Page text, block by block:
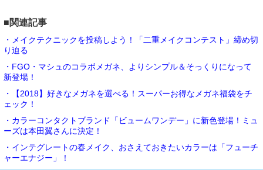
■関連記事
・メイクテクニックを投稿しよう！「二重メイクコンテスト」締め切
り迫る
・FGO・マシュのコラボメガネ、よりシンプル＆そっくりになって
新登場！
・【2018】好きなメガネを選べる！スーパーお得なメガネ福袋をチ
ェック！
・カラーコンタクトブランド「ビュームワンデー」に新色登場！ミュ
ーズは本田翼さんに決定！
・インテグレートの春メイク、おさえておきたいカラーは「フューチ
ャーエナジー」！